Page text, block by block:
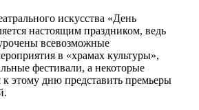
искусства «День
настоящим праздником, ведь
всевозможные
в «храмах культуры»,
фестивали, а некоторые
к этому дню представить премьеры